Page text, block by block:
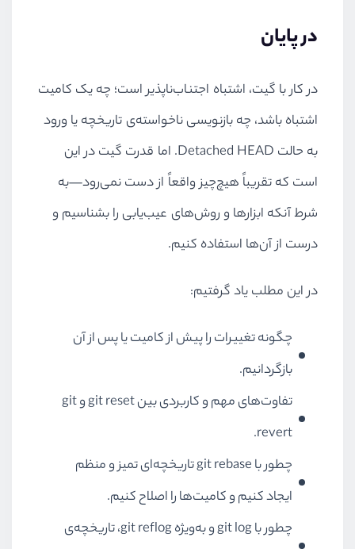
در پایان
در کار با گیت، اشتباه اجتناب‌ناپذیر است؛ چه یک کامیت
اشتباه باشد، چه بازنویسی ناخواسته‌ی تاریخچه یا ورود
به حالت Detached HEAD. اما قدرت گیت در این
است که تقریباً هیچ‌چیز واقعاً از دست نمی‌رود—به
شرط آنکه ابزارها و روش‌های عیب‌یابی را بشناسیم و
درست از آن‌ها استفاده کنیم.
در این مطلب یاد گرفتیم:
چگونه تغییرات را پیش از کامیت یا پس از آن
بازگردانیم.
تفاوت‌های مهم و کاربردی بین git reset و git
revert.
چطور با git rebase تاریخچه‌ای تمیز و منظم
ایجاد کنیم و کامیت‌ها را اصلاح کنیم.
چطور با git log و به‌ویژه git reflog، تاریخچه‌ی